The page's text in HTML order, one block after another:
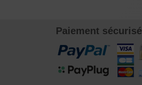
Paiement sécurisé